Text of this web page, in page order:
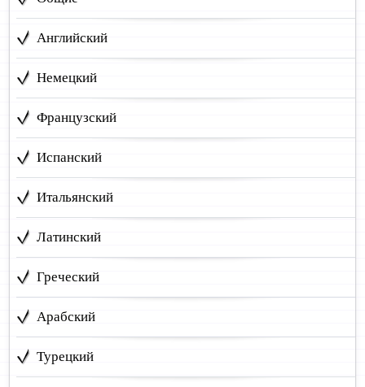
Английский
Немецкий
Французский
Испанский
Итальянский
Латинский
Греческий
Арабский
Турецкий